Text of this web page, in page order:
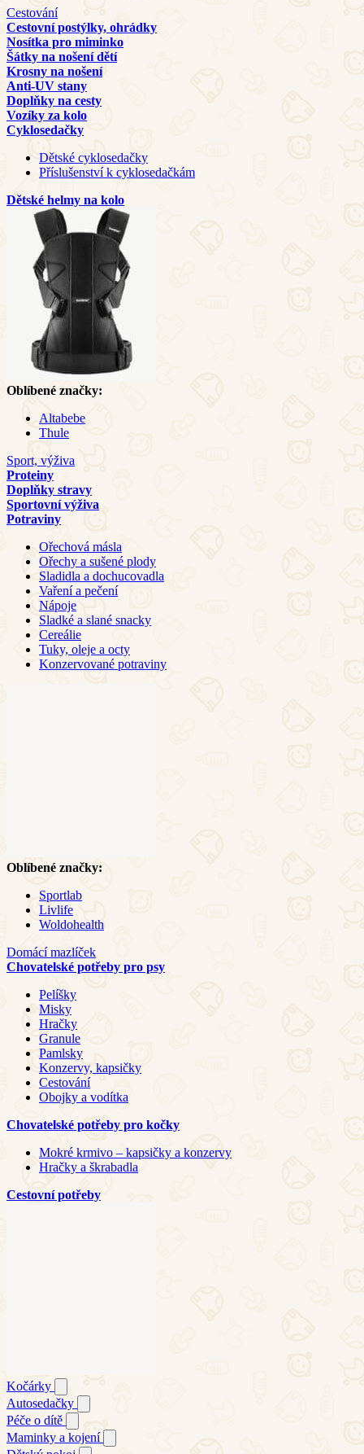
Cestování
Cestovní postýlky, ohrádky
Nosítka pro miminko
Šátky na nošení dětí
Krosny na nošení
Anti-UV stany
Doplňky na cesty
Vozíky za kolo
Cyklosedačky
Dětské cyklosedačky
Příslušenství k cyklosedačkám
Dětské helmy na kolo
Oblíbené značky:
Altabebe
Thule
Sport, výživa
Proteiny
Doplňky stravy
Sportovní výživa
Potraviny
Ořechová másla
Ořechy a sušené plody
Sladidla a dochucovadla
Vaření a pečení
Nápoje
Sladké a slané snacky
Cereálie
Tuky, oleje a octy
Konzervované potraviny
Oblíbené značky:
Sportlab
Livlife
Woldohealth
Domácí mazlíček
Chovatelské potřeby pro psy
Pelíšky
Misky
Hračky
Granule
Pamlsky
Konzervy, kapsičky
Cestování
Obojky a vodítka
Chovatelské potřeby pro kočky
Mokré krmivo – kapsičky a konzervy
Hračky a škrabadla
Cestovní potřeby
Kočárky
Autosedačky
Péče o dítě
Maminky a kojení